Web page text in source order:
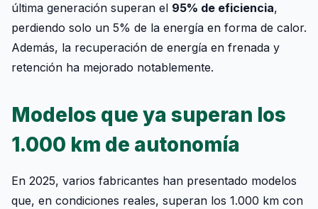
última generación superan el 95% de eficiencia,
perdiendo solo un 5% de la energía en forma de calor.
Además, la recuperación de energía en frenada y
retención ha mejorado notablemente.
Modelos que ya superan los
1.000 km de autonomía
En 2025, varios fabricantes han presentado modelos
que, en condiciones reales, superan los 1.000 km con